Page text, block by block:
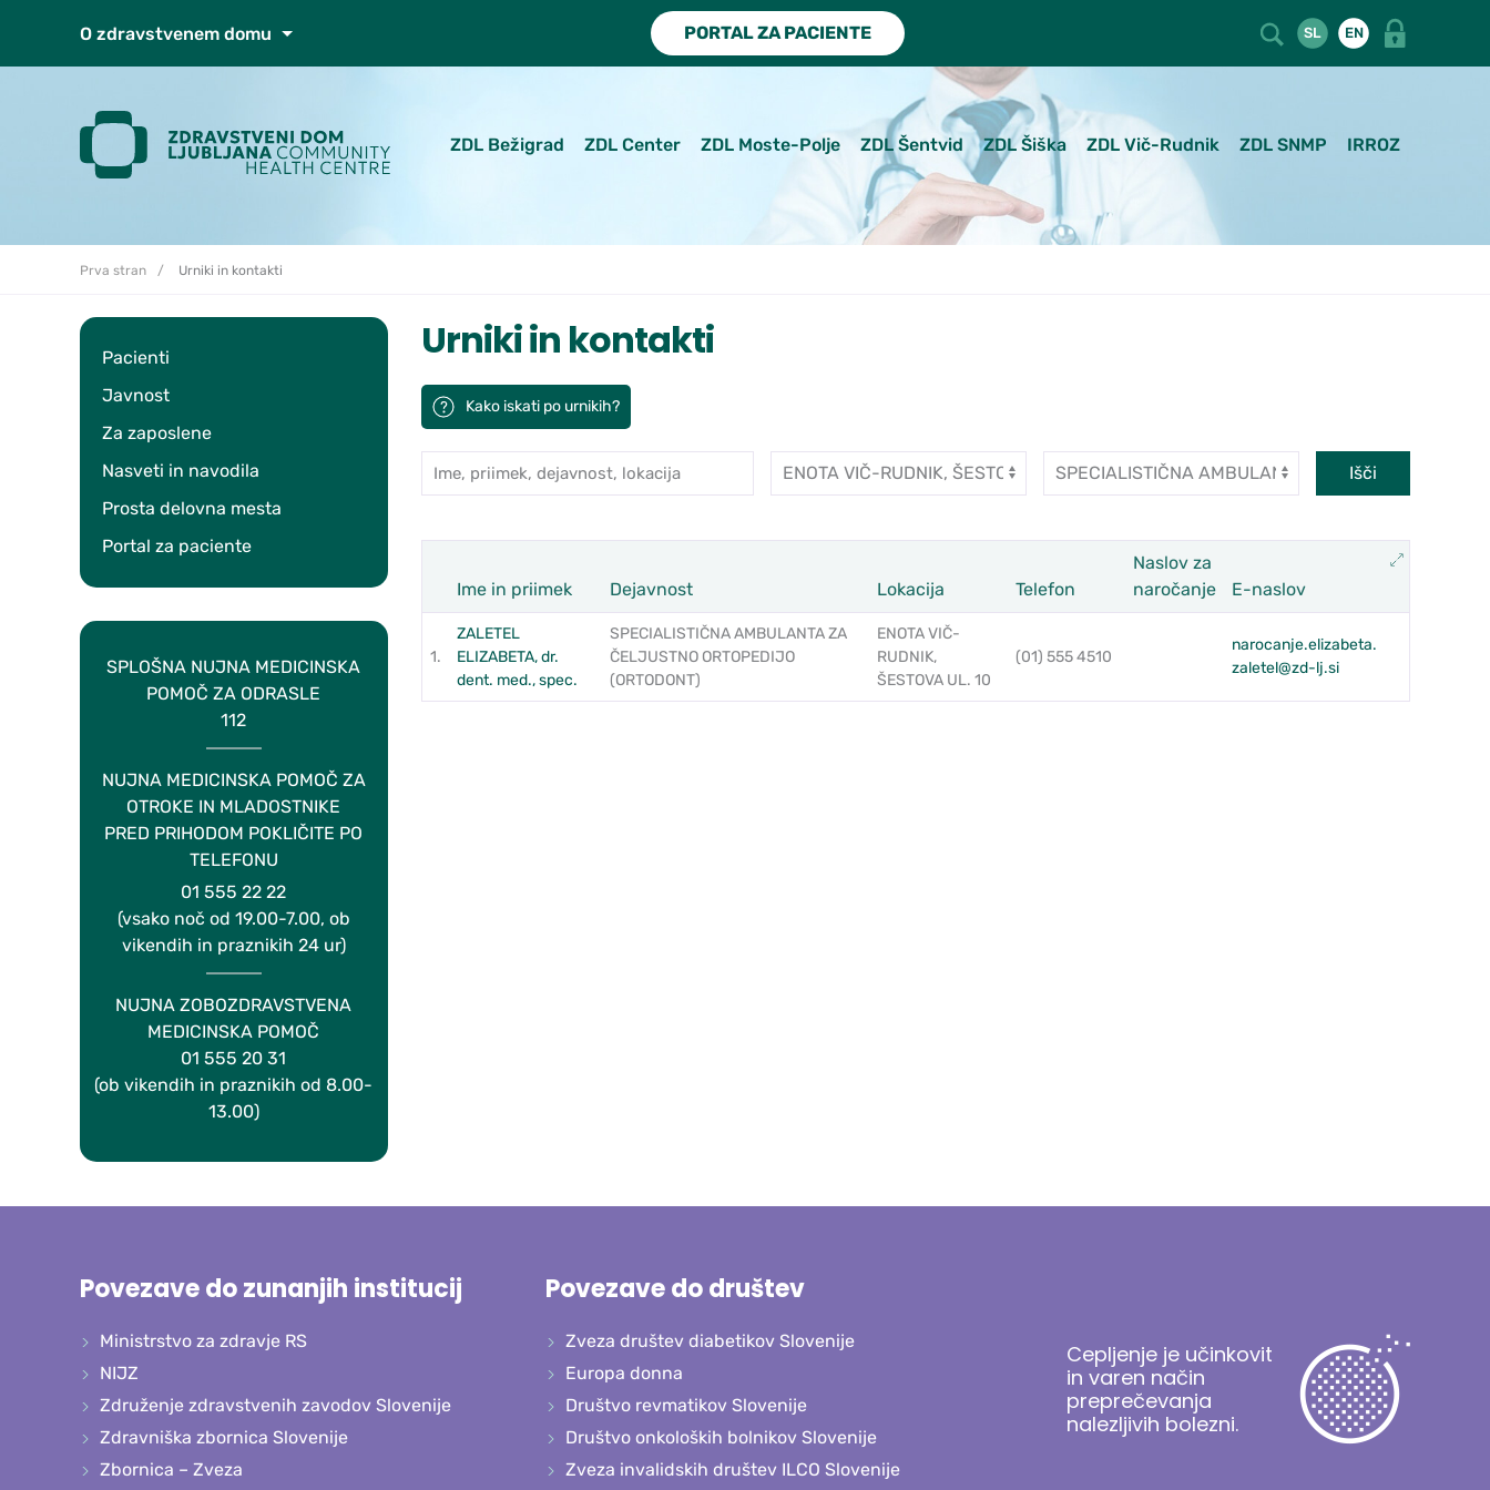
O zdravstvenem domu
PORTAL ZA PACIENTE SL EN
ZDL Bežigrad ZDL Center ZDL Moste-Polje ZDL Šentvid ZDL Šiška ZDL Vič-Rudnik ZDL SNMP IRROZ
Prva stran Urniki in kontakti
Pacienti
Javnost
Za zaposlene
Nasveti in navodila
Prosta delovna mesta
Portal za paciente
SPLOŠNA NUJNA MEDICINSKA
POMOČ ZA ODRASLE
112
NUJNA MEDICINSKA POMOČ ZA
OTROKE IN MLADOSTNIKE
PRED PRIHODOM POKLIČITE PO
TELEFONU
01 555 22 22
(vsako noč od 19.00-7.00, ob
vikendih in praznikih 24 ur)
NUJNA ZOBOZDRAVSTVENA
MEDICINSKA POMOČ
01 555 20 31
(ob vikendih in praznikih od 8.00-
13.00)
Urniki in kontakti
Kako iskati po urnikih?
Iskanje po ambulantah in zdravnikih
Ime, priimek, dejavnost, lokacija Enota Dejavnost Išči
Zap.št.
Ime in priimek Dejavnost Lokacija Telefon
Naslov za
naročanje
E-naslov
Razširi
1.
ZALETEL
ELIZABETA, dr.
dent. med., spec.
SPECIALISTIČNA AMBULANTA ZA
ČELJUSTNO ORTOPEDIJO
(ORTODONT)
ENOTA VIČ-
RUDNIK,
ŠESTOVA UL. 10
(01) 555 4510
narocanje.elizabeta.
zaletel@zd-lj.si
Povezave do zunanjih institucij
Ministrstvo za zdravje RS
NIJZ
Združenje zdravstvenih zavodov Slovenije
Zdravniška zbornica Slovenije
Zbornica – Zveza
Povezave do društev
Zveza društev diabetikov Slovenije
Europa donna
Društvo revmatikov Slovenije
Društvo onkoloških bolnikov Slovenije
Zveza invalidskih društev ILCO Slovenije
Cepljenje je učinkovit
in varen način
preprečevanja
nalezljivih bolezni.